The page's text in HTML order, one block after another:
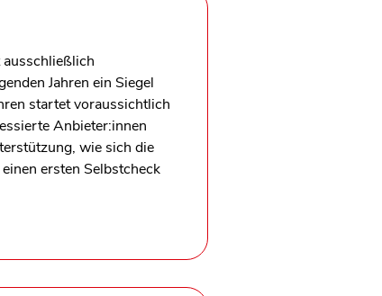
Jahren ein Siegel
startet voraussichtlich
Anbieter:innen
wie sich die
einen ersten Selbstcheck